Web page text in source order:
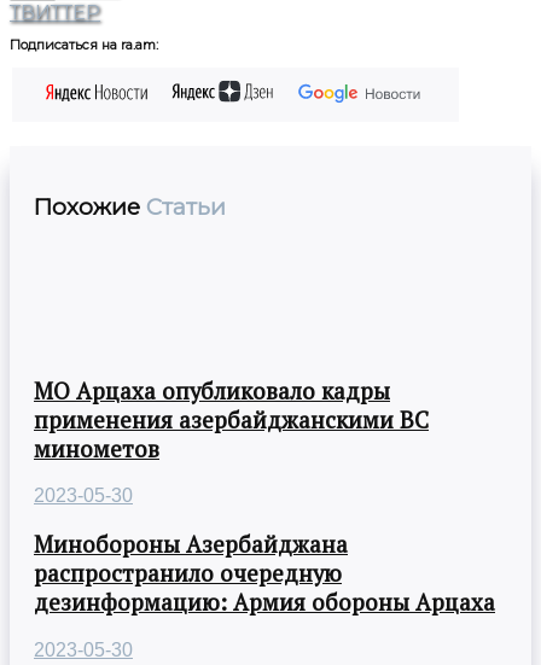
ТВИТТЕР
Подписаться на ra.am:
Похожие Статьи
МО Арцаха опубликовало кадры
применения азербайджанскими ВС
минометов
2023-05-30
Минобороны Азербайджана
распространило очередную
дезинформацию: Армия обороны Арцаха
2023-05-30